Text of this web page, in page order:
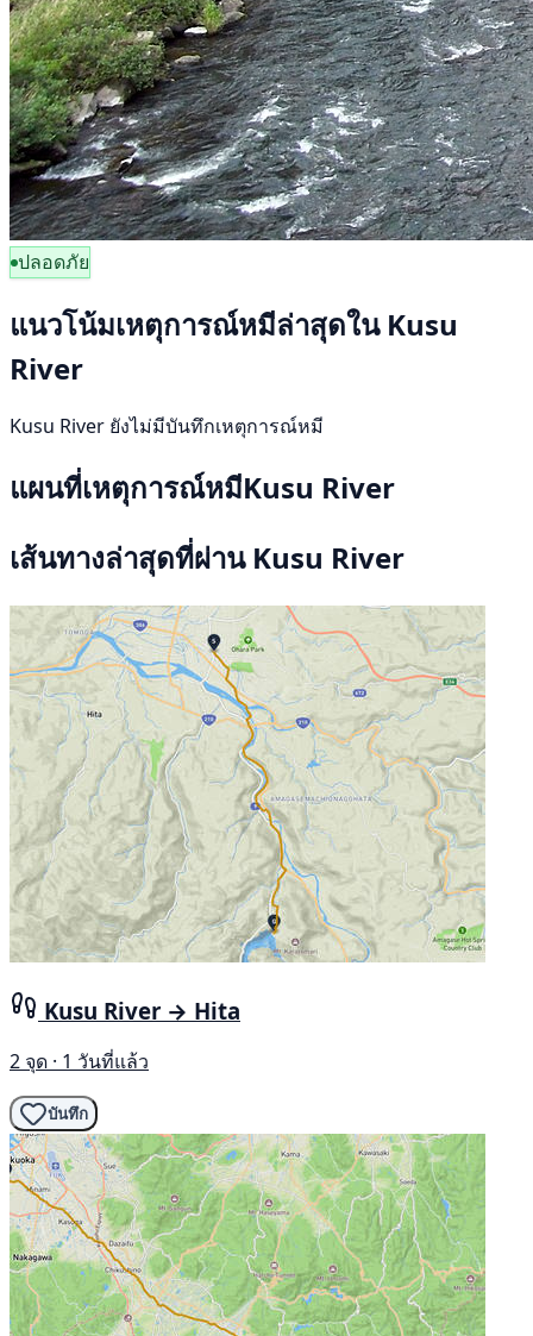
ปลอดภัย
แนวโน้มเหตุการณ์หมีล่าสุดใน Kusu
River
Kusu River ยังไม่มีบันทึกเหตุการณ์หมี
แผนที่เหตุการณ์หมีKusu River
เส้นทางล่าสุดที่ผ่าน Kusu River
Kusu River → Hita
2 จุด · 1 วันที่แล้ว
บันทึก